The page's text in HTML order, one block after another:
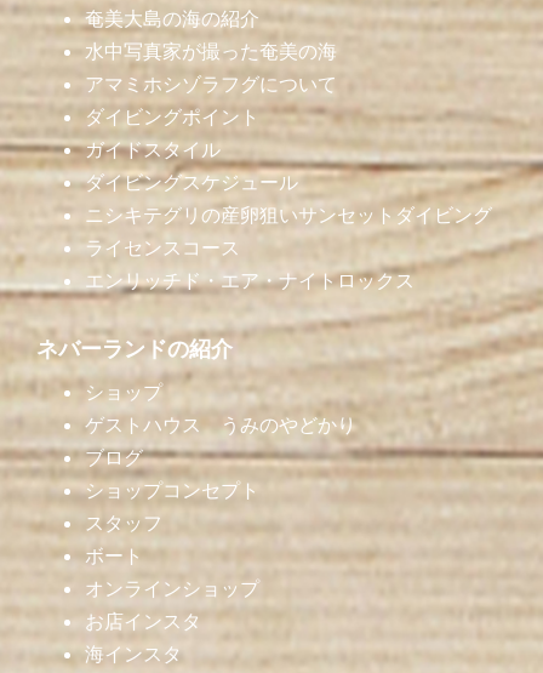
奄美大島の海の紹介
水中写真家が撮った奄美の海
アマミホシゾラフグについて
ダイビングポイント
ガイドスタイル
ダイビングスケジュール
ニシキテグリの産卵狙いサンセットダイビング
ライセンスコース
エンリッチド・エア・ナイトロックス
ネバーランドの紹介
ショップ
ゲストハウス うみのやどかり
ブログ
ショップコンセプト
スタッフ
ボート
オンラインショップ
お店インスタ
海インスタ